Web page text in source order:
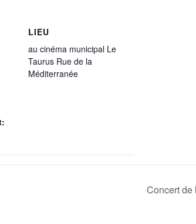
LIEU
au cinéma municipal Le
Taurus Rue de la
Méditerranée
Concert de